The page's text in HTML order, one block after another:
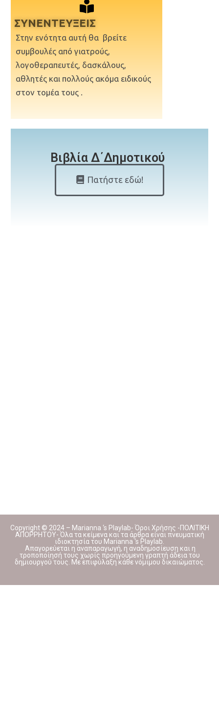
ΣΥΝΕΝΤΕΥΞΕΙΣ
Στην ενότητα αυτή θα βρείτε
συμβουλές από γιατρούς,
λογοθεραπευτές, δασκάλους,
αθλητές και πολλούς ακόμα ειδικούς
στον τομέα τους .
Βιβλία Δ΄Δημοτικού
Πατήστε εδώ!
Copyright © 2024 – Marianna ‘s Playlab- Όροι Χρήσης -ΠΟΛΙΤΙΚΗ
ΑΠΟΡΡΗΤΟΥ- Όλα τα κείμενα και τα άρθρα είναι πνευματική
ιδιοκτησία του Marianna ‘s Playlab.
Απαγορεύεται η αναπαραγωγή, η αναδημοσίευση και η
τροποποίησή τους χωρίς προηγούμενη γραπτή άδεια του
δημιουργού τους. Με επιφύλαξη κάθε νόμιμου δικαιώματος.